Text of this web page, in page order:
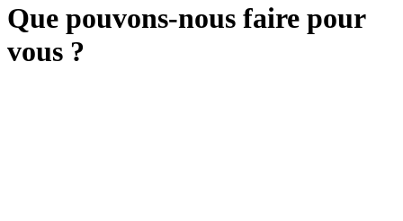
Que pouvons-nous faire pour
vous ?